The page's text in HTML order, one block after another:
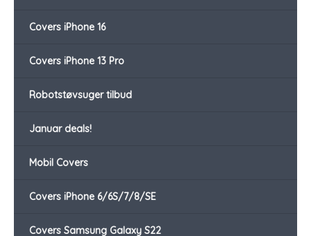
Covers iPhone 16
Covers iPhone 13 Pro
Robotstøvsuger tilbud
Januar deals!
Mobil Covers
Covers iPhone 6/6S/7/8/SE
Covers Samsung Galaxy S22